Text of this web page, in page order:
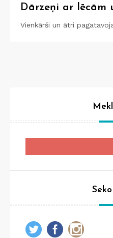
Dārzeņi ar lēcām
Vienkārši un ātri